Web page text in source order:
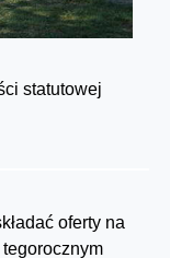
statutowej
oferty na